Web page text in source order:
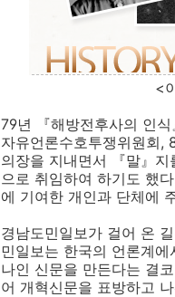
<이미지 출처 >
79년 『해방전후사의 인
자유언론수호투쟁위원회,
의장을 지내면서 『말』지
으로 취임하여 하기도 했
에 기여한 개인과 단체에
경남도민일보가 걸어 온
민일보는 한국의 언론계
나인 신문을 만든다는 결
어 개혁신문을 표방하고